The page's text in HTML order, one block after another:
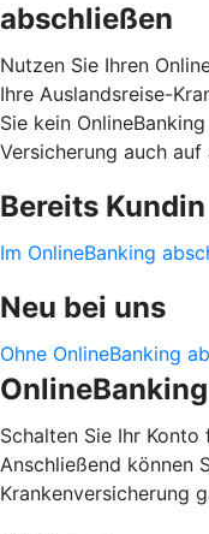
abschließen
Nutzen Sie Ihren
Ihre Auslandsreise-
Sie kein
Versicherung auch
Bereits
Im OnlineBanking
Neu bei uns
Ohne OnlineBanking
Schalten Sie Ihr
Anschließend können
Krankenversicherung